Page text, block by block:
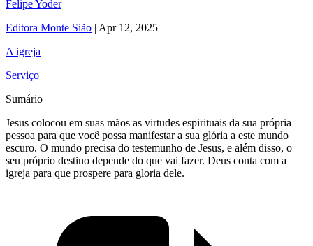
Felipe Yoder
Editora Monte Sião | Apr 12, 2025
A igreja
Serviço
Sumário
Jesus colocou em suas mãos as virtudes espirituais da sua própria
pessoa para que você possa manifestar a sua glória a este mundo
escuro. O mundo precisa do testemunho de Jesus, e além disso, o
seu próprio destino depende do que vai fazer. Deus conta com a
igreja para que prospere para gloria dele.